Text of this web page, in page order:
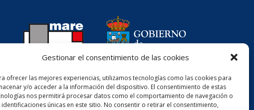
Gestionar el consentimiento de las cookies
ofrecer las mejores experiencias, utilizamos tecnologías como las cookies para
y/o acceder a la información del dispositivo. El consentimiento de estas
nos permitirá procesar datos como el comportamiento de navegación o
identificaciones únicas en este sitio. No consentir o retirar el consentimiento,